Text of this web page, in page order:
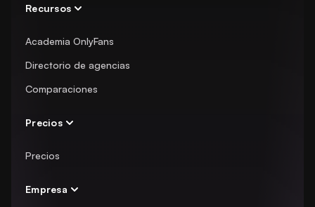
Recursos
Academia OnlyFans
Directorio de agencias
Comparaciones
Precios
Precios
Empresa